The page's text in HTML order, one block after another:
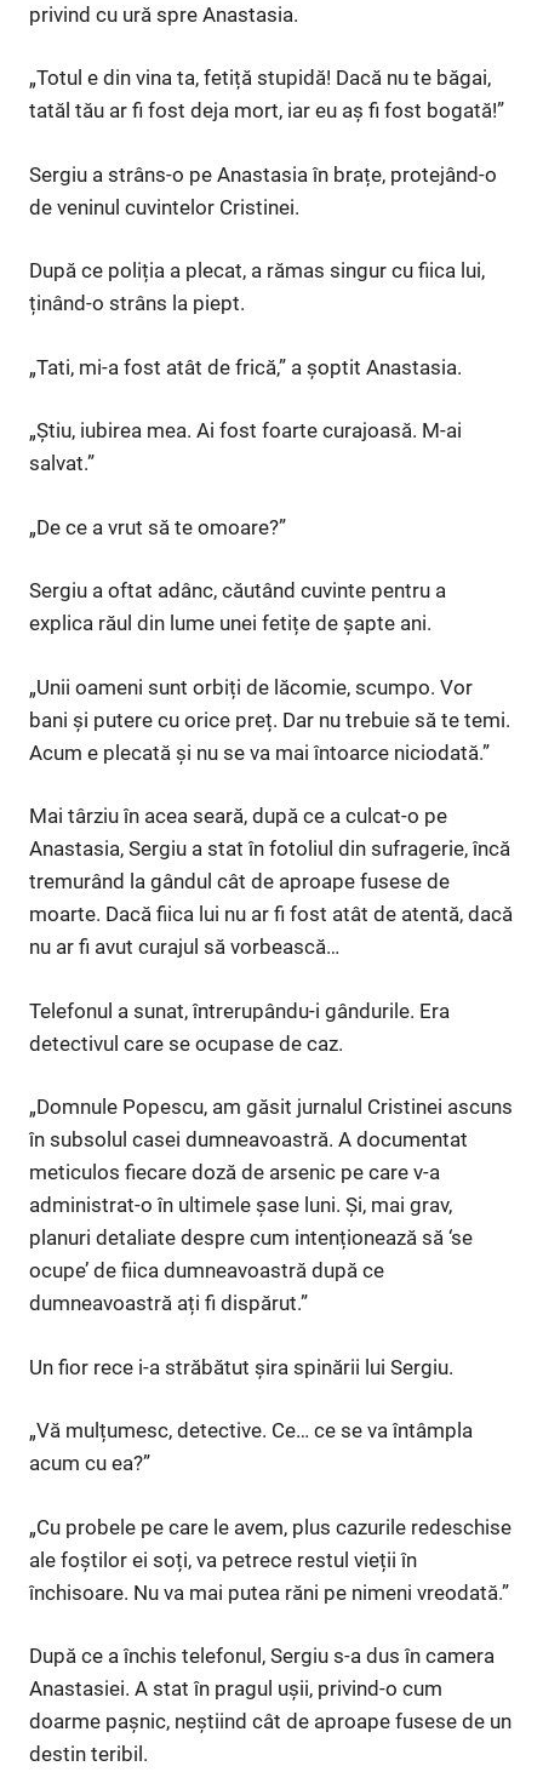
privind cu ură spre Anastasia.
„Totul e din vina ta, fetiță stupidă! Dacă nu te băgai,
tatăl tău ar fi fost deja mort, iar eu aș fi fost bogată!”
Sergiu a strâns-o pe Anastasia în brațe, protejând-o
de veninul cuvintelor Cristinei.
După ce poliția a plecat, a rămas singur cu fiica lui,
ținând-o strâns la piept.
„Tati, mi-a fost atât de frică,” a șoptit Anastasia.
„Știu, iubirea mea. Ai fost foarte curajoasă. M-ai
salvat.”
„De ce a vrut să te omoare?”
Sergiu a oftat adânc, căutând cuvinte pentru a
explica răul din lume unei fetițe de șapte ani.
„Unii oameni sunt orbiți de lăcomie, scumpo. Vor
bani și putere cu orice preț. Dar nu trebuie să te temi.
Acum e plecată și nu se va mai întoarce niciodată.”
Mai târziu în acea seară, după ce a culcat-o pe
Anastasia, Sergiu a stat în fotoliul din sufragerie, încă
tremurând la gândul cât de aproape fusese de
moarte. Dacă fiica lui nu ar fi fost atât de atentă, dacă
nu ar fi avut curajul să vorbească…
Telefonul a sunat, întrerupându-i gândurile. Era
detectivul care se ocupase de caz.
„Domnule Popescu, am găsit jurnalul Cristinei ascuns
în subsolul casei dumneavoastră. A documentat
meticulos fiecare doză de arsenic pe care v-a
administrat-o în ultimele șase luni. Și, mai grav,
planuri detaliate despre cum intenționează să ‘se
ocupe’ de fiica dumneavoastră după ce
dumneavoastră ați fi dispărut.”
Un fior rece i-a străbătut șira spinării lui Sergiu.
„Vă mulțumesc, detective. Ce… ce se va întâmpla
acum cu ea?”
„Cu probele pe care le avem, plus cazurile redeschise
ale foștilor ei soți, va petrece restul vieții în
închisoare. Nu va mai putea răni pe nimeni vreodată.”
După ce a închis telefonul, Sergiu s-a dus în camera
Anastasiei. A stat în pragul ușii, privind-o cum
doarme pașnic, neștiind cât de aproape fusese de un
destin teribil.